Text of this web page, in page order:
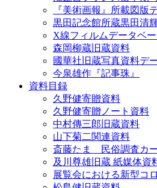
『美術画報』所載図版
黒田記念館所蔵黒田清
X線フィルムデータベー
森岡柳蔵旧蔵資料
國華社旧蔵写真資料デ
今泉雄作『記事珠』
資料目録
久野健寄贈資料
久野健寄贈ノート資料
中村傳三郎旧蔵資料
山下菊二関連資料
斎藤たま 民俗調査カ
及川尊雄旧蔵 紙媒体資
展覧会における新型コ